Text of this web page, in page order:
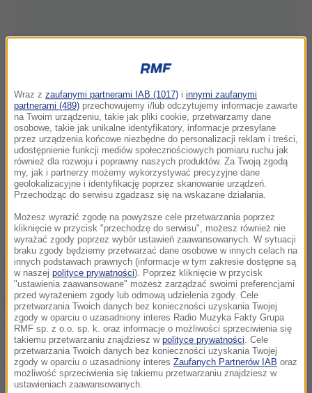
Bus, którym jechała 6-osobowa ekipa budowlana,
wyjechał z ulicy podporządkowanej i chciał przeciąć
drogę wojewódzką. Centralnie w jego bok uderzył
nadjeżdżający samochód ciężarowy.
Wraz z zaufanymi partnerami IAB (1017) i innymi zaufanymi
partnerami (489) przechowujemy i/lub odczytujemy informacje zawarte
na Twoim urządzeniu, takie jak pliki cookie, przetwarzamy dane
osobowe, takie jak unikalne identyfikatory, informacje przesyłane
przez urządzenia końcowe niezbędne do personalizacji reklam i treści,
udostępnienie funkcji mediów społecznościowych pomiaru ruchu jak
również dla rozwoju i poprawny naszych produktów. Za Twoją zgodą
my, jak i partnerzy możemy wykorzystywać precyzyjne dane
geolokalizacyjne i identyfikację poprzez skanowanie urządzeń.
Przechodząc do serwisu zgadzasz się na wskazane działania.
Możesz wyrazić zgodę na powyższe cele przetwarzania poprzez
kliknięcie w przycisk "przechodzę do serwisu", możesz również nie
wyrażać zgody poprzez wybór ustawień zaawansowanych. W sytuacji
braku zgody będziemy przetwarzać dane osobowe w innych celach na
innych podstawach prawnych (informacje w tym zakresie dostępne są
w naszej polityce prywatności). Poprzez kliknięcie w przycisk
"ustawienia zaawansowane" możesz zarządzać swoimi preferencjami
przed wyrażeniem zgody lub odmową udzielenia zgody. Cele
przetwarzania Twoich danych bez konieczności uzyskania Twojej
zgody w oparciu o uzasadniony interes Radio Muzyka Fakty Grupa
RMF sp. z o.o. sp. k. oraz informacje o możliwości sprzeciwienia się
takiemu przetwarzaniu znajdziesz w polityce prywatności. Cele
przetwarzania Twoich danych bez konieczności uzyskania Twojej
zgody w oparciu o uzasadniony interes Zaufanych Partnerów IAB oraz
możliwość sprzeciwienia się takiemu przetwarzaniu znajdziesz w
ustawieniach zaawansowanych.